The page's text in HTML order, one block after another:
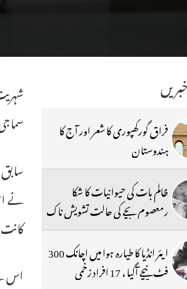
نے
اس
فراق گورکھپوری کا شعر اور آج کا
ہندوستان
ظالم بات کی حیوانیات کا شکا
رمعصوم بچے کی حالت تشویش ناک
ایئر انڈیا کا طیارہ ہوا میں اچانک 300
فٹ نیچے آگیا ، 17 افراد زخمی